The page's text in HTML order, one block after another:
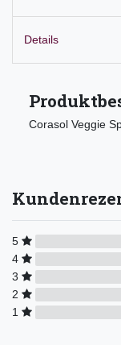
Details
Corasol Veggie
5
4
3
2
1